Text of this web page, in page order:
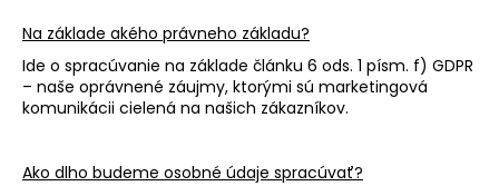
Na základe akého právneho základu?
Ide o spracúvanie na základe článku 6 ods. 1 písm. f) GDPR
– naše oprávnené záujmy, ktorými sú marketingová
komunikácii cielená na našich zákazníkov.
Ako dlho budeme osobné údaje spracúvať?